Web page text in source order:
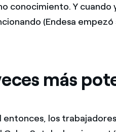
conocimiento. Y cuando
(Endesa
más
entonces, los